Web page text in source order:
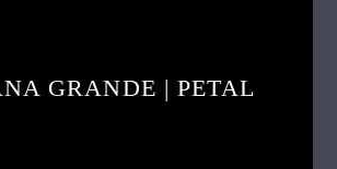
GRANDE | PETAL